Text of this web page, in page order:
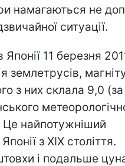
намагаються не
ситуації.
11 березня
землетрусів,
з них склала 9,0 (за
Це найпотужніший
з XIX століття.
і подальше